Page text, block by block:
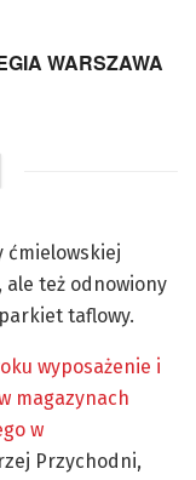
WARSZAWA
ćmielowskiej
ale też odnowiony
taflowy.
wyposażenie i
magazynach
w
Przychodni,